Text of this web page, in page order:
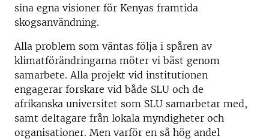
sina egna visioner för Kenyas framtida
skogsanvändning.
Alla problem som väntas följa i spåren av
klimatförändringarna möter vi bäst genom
samarbete. Alla projekt vid institutionen
engagerar forskare vid både SLU och de
afrikanska universitet som SLU samarbetar med,
samt deltagare från lokala myndigheter och
organisationer. Men varför en så hög andel